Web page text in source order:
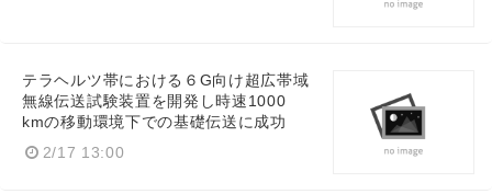
テラヘルツ帯における６G向け超広帯域
無線伝送試験装置を開発し時速1000
kmの移動環境下での基礎伝送に成功
2/17 13:00